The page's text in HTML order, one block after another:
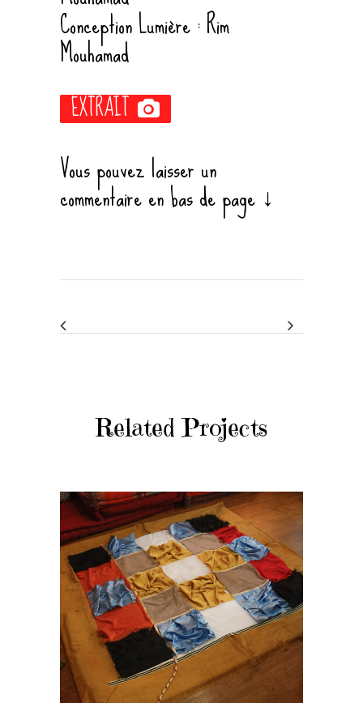
Conception Lumière : Rim
Mouhamad
EXTRAIT
Vous pouvez laisser un
commentaire en bas de page ↓
Related Projects